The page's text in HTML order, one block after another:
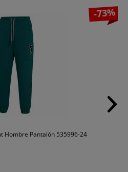
-73%
Hombre Pantalón 535996-24